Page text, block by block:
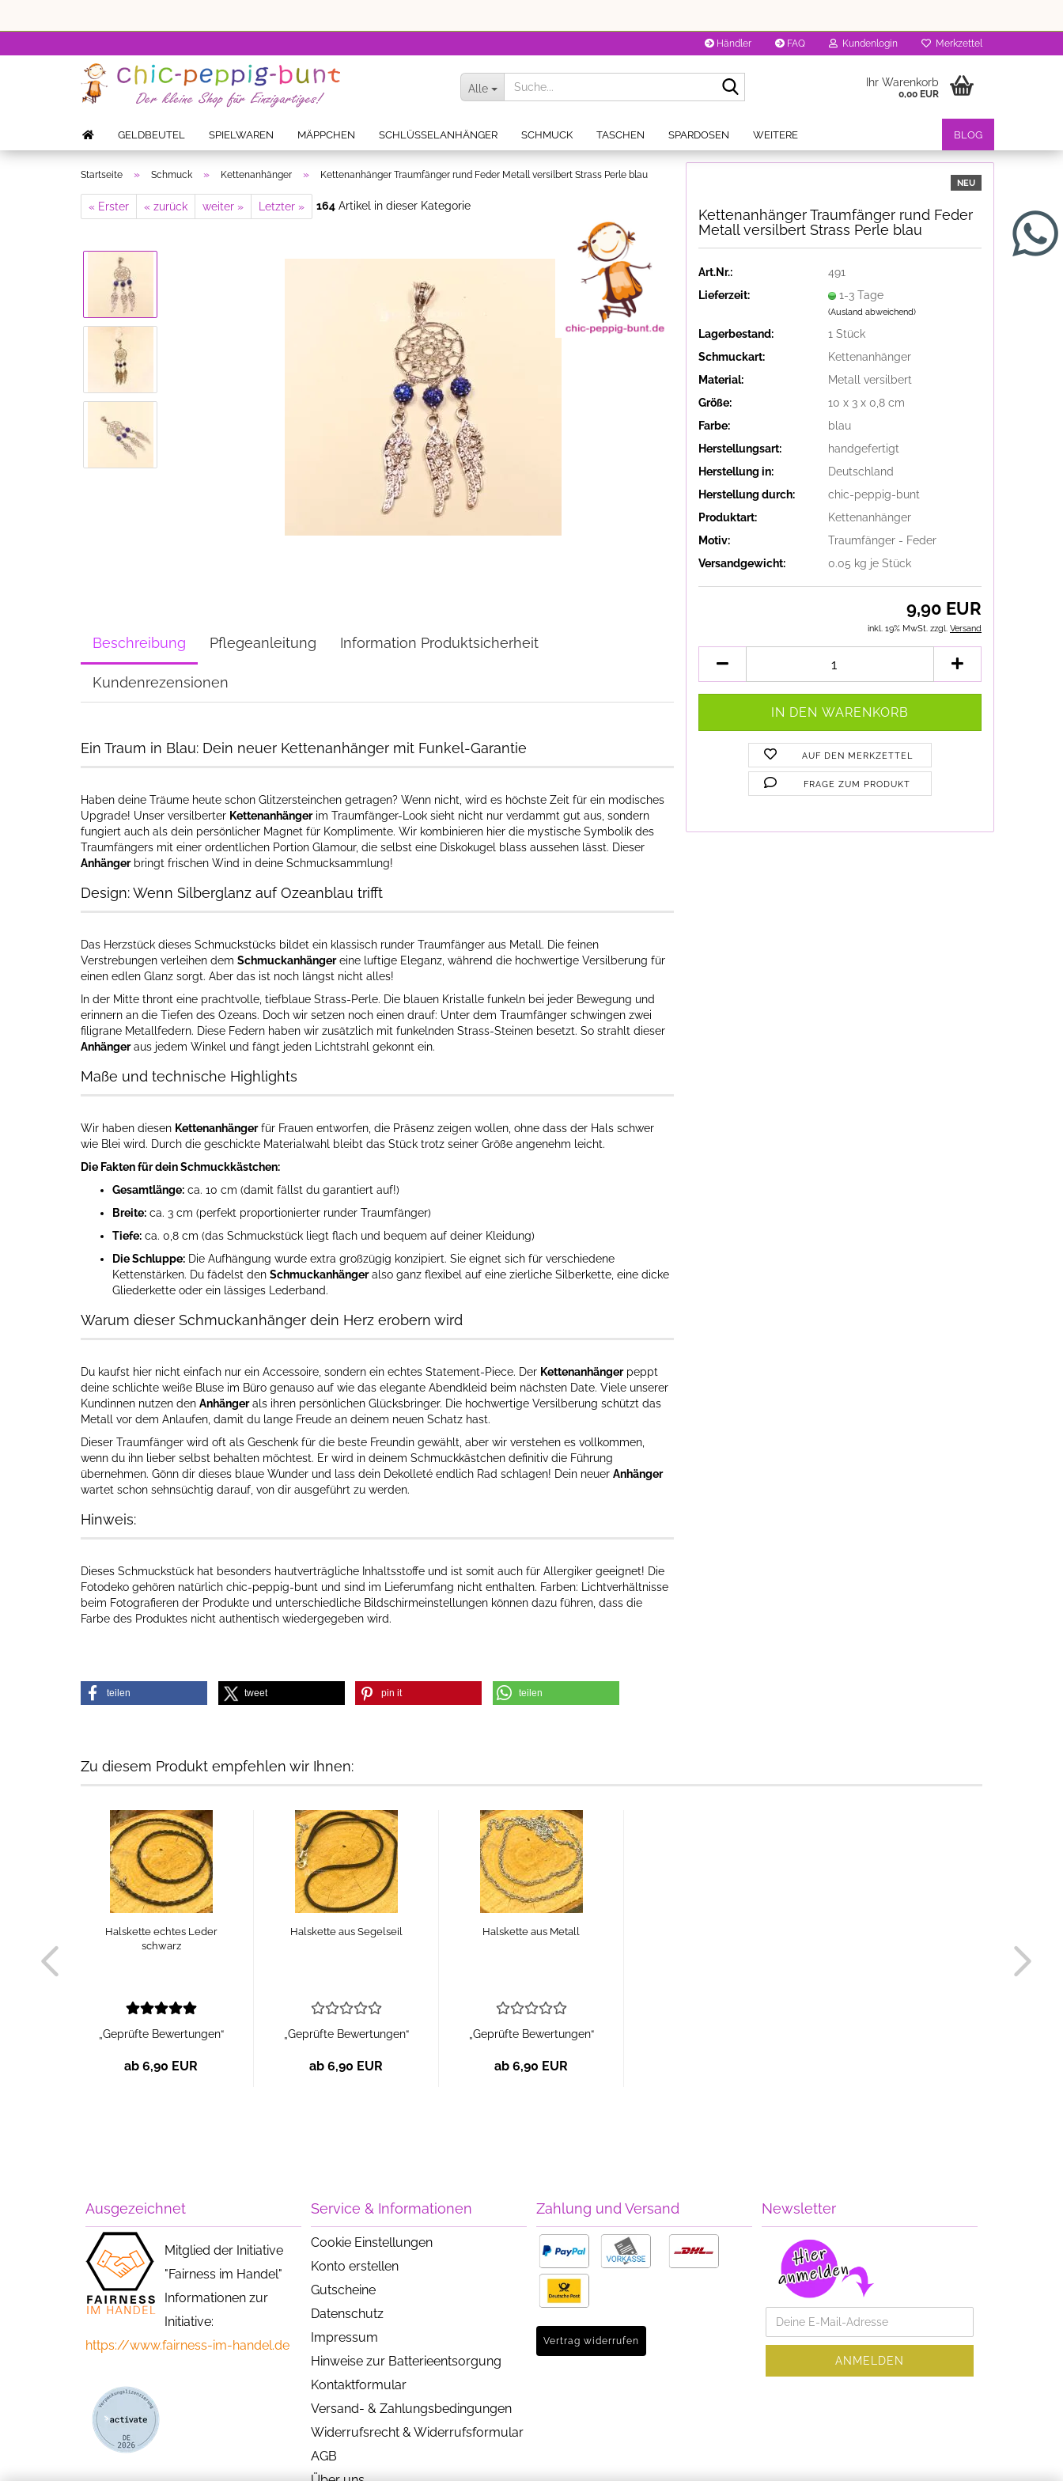
Händler FAQ Kundenlogin Merkzettel
Alle Ihr Warenkorb
0,00 EUR
GELDBEUTEL SPIELWAREN MÄPPCHEN SCHLÜSSELANHÄNGER SCHMUCK TASCHEN SPARDOSEN BLOG
WEITERE
Startseite » Schmuck » Kettenanhänger » Kettenanhänger Traumfänger rund Feder Metall versilbert Strass Perle blau
« Erster « zurück weiter » Letzter » 164 Artikel in dieser Kategorie
NEU
Kettenanhänger Traumfänger rund Feder
Metall versilbert Strass Perle blau
Art.Nr.:
491
Lieferzeit:
1-3 Tage
(Ausland abweichend)
Lagerbestand: 1Stück
Schmuckart:
Kettenanhänger
Material:
Metall versilbert
Größe:
10 x 3 x 0,8 cm
Farbe:
blau
Herstellungsart:
handgefertigt
Herstellung in:
Deutschland
Herstellung durch:
chic-peppig-bunt
Produktart:
Kettenanhänger
Motiv:
Traumfänger - Feder
Versandgewicht:
0.05 kg je Stück
9,90 EUR
inkl. 19% MwSt. zzgl. Versand
AUF DEN MERKZETTEL
FRAGE ZUM PRODUKT
Beschreibung Pflegeanleitung Information Produktsicherheit
Kundenrezensionen
Ein Traum in Blau: Dein neuer Kettenanhänger mit Funkel-Garantie
Haben deine Träume heute schon Glitzersteinchen getragen? Wenn nicht, wird es höchste Zeit für ein modisches
Upgrade! Unser versilberter Kettenanhängerim Traumfänger-Look sieht nicht nur verdammt gut aus, sondern
fungiert auch als dein persönlicher Magnet für Komplimente. Wir kombinieren hier die mystische Symbolik des
Traumfängers mit einer ordentlichen Portion Glamour, die selbst eine Diskokugel blass aussehen lässt. Dieser
Anhängerbringt frischen Wind in deine Schmucksammlung!
Design: Wenn Silberglanz auf Ozeanblau trifft
Das Herzstück dieses Schmuckstücks bildet ein klassisch runder Traumfänger aus Metall. Die feinen
Verstrebungen verleihen dem Schmuckanhängereine luftige Eleganz, während die hochwertige Versilberung für
einen edlen Glanz sorgt. Aber das ist noch längst nicht alles!
In der Mitte thront eine prachtvolle, tiefblaue Strass-Perle. Die blauen Kristalle funkeln bei jeder Bewegung und
erinnern an die Tiefen des Ozeans. Doch wir setzen noch einen drauf: Unter dem Traumfänger schwingen zwei
filigrane Metallfedern. Diese Federn haben wir zusätzlich mit funkelnden Strass-Steinen besetzt. So strahlt dieser
Anhängeraus jedem Winkel und fängt jeden Lichtstrahl gekonnt ein.
Maße und technische Highlights
Wir haben diesen Kettenanhängerfür Frauen entworfen, die Präsenz zeigen wollen, ohne dass der Hals schwer
wie Blei wird. Durch die geschickte Materialwahl bleibt das Stück trotz seiner Größe angenehm leicht.
Die Fakten für dein Schmuckkästchen:
Gesamtlänge: ca. 10 cm (damit fällst du garantiert auf!)
Breite: ca. 3 cm (perfekt proportionierter runder Traumfänger)
Tiefe: ca. 0,8 cm (das Schmuckstück liegt flach und bequem auf deiner Kleidung)
Die Schluppe: Die Aufhängung wurde extra großzügig konzipiert. Sie eignet sich für verschiedene
Kettenstärken. Du fädelst den Schmuckanhängeralso ganz flexibel auf eine zierliche Silberkette, eine dicke
Gliederkette oder ein lässiges Lederband.
Warum dieser Schmuckanhänger dein Herz erobern wird
Du kaufst hier nicht einfach nur ein Accessoire, sondern ein echtes Statement-Piece. Der Kettenanhängerpeppt
deine schlichte weiße Bluse im Büro genauso auf wie das elegante Abendkleid beim nächsten Date. Viele unserer
Kundinnen nutzen den Anhängerals ihren persönlichen Glücksbringer. Die hochwertige Versilberung schützt das
Metall vor dem Anlaufen, damit du lange Freude an deinem neuen Schatz hast.
Dieser Traumfänger wird oft als Geschenk für die beste Freundin gewählt, aber wir verstehen es vollkommen,
wenn du ihn lieber selbst behalten möchtest. Er wird in deinem Schmuckkästchen definitiv die Führung
übernehmen. Gönn dir dieses blaue Wunder und lass dein Dekolleté endlich Rad schlagen! Dein neuer Anhänger
wartet schon sehnsüchtig darauf, von dir ausgeführt zu werden.
Hinweis:
Dieses Schmuckstück hat besonders hautverträgliche Inhaltsstoffe und ist somit auch für Allergiker geeignet! Die
Fotodeko gehören natürlich chic-peppig-bunt und sind im Lieferumfang nicht enthalten. Farben: Lichtverhältnisse
beim Fotografieren der Produkte und unterschiedliche Bildschirmeinstellungen können dazu führen, dass die
Farbe des Produktes nicht authentisch wiedergegeben wird.
teilen tweet pin it teilen
Zu diesem Produkt empfehlen wir Ihnen:
Halskette echtes Leder
schwarz
„Geprüfte Bewertungen“
ab 6,90 EUR
Halskette aus Segelseil
„Geprüfte Bewertungen“
ab 6,90 EUR
Halskette aus Metall
„Geprüfte Bewertungen“
ab 6,90 EUR
Ausgezeichnet
Mitglied der Initiative
"Fairness im Handel"
Informationen zur
Initiative:
https://www.fairness-im-handel.de
Service & Informationen
Cookie Einstellungen
Konto erstellen
Gutscheine
Datenschutz
Impressum
Hinweise zur Batterieentsorgung
Kontaktformular
Versand- & Zahlungsbedingungen
Widerrufsrecht & Widerrufsformular
AGB
Zahlung und Versand
Vertrag widerrufen
Newsletter